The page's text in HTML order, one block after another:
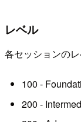
レベル
各セッションの
100 -
200 -